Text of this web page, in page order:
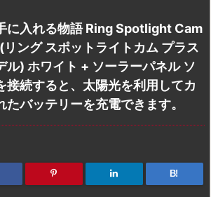
に入れる物語 Ring Spotlight Cam
ング スポットライトカム プラス
ル) ホワイト + ソーラーパネル ソ
接続すると、太陽光を利用してカ
たバッテリーを充電できます。
B!